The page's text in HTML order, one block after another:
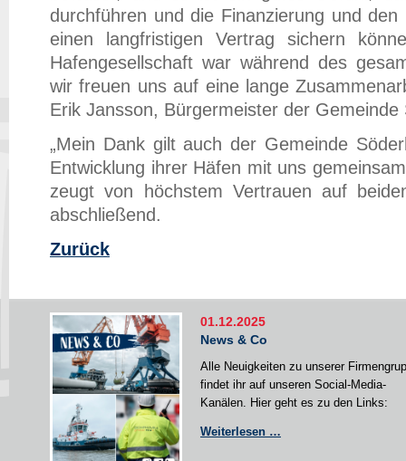
durchführen und die Finanzierung und
einen langfristigen Vertrag sichern
Hafengesellschaft war während des
wir freuen uns auf eine lange
Erik Jansson, Bürgermeister der Gemeinde
„Mein Dank gilt auch der Gemeinde
Entwicklung ihrer Häfen mit uns
zeugt von höchstem Vertrauen auf
abschließend.
Zurück
01.12.2025
News & Co
Alle Neuigkeiten zu unserer
findet ihr auf unseren Social-Media-
Kanälen. Hier geht es zu den Links:
Weiterlesen …